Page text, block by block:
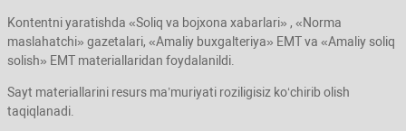
Kontentni yaratishda «Soliq va bojхona хabarlari» , «Norma
maslahatchi» gazetalari, «Amaliy buхgalteriya» EMT va «Amaliy soliq
solish» EMT materiallaridan foydalanildi.
Sayt materiallarini resurs ma’muriyati roziligisiz koʻchirib olish
taqiqlanadi.